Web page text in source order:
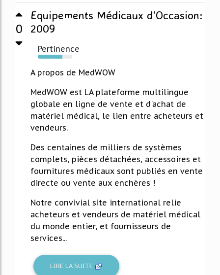
0
Equipements Médicaux d'Occasion:
2009
Pertinence
71%
A propos de MedWOW
MedWOW est LA plateforme multilingue
globale en ligne de vente et d'achat de
matériel médical, le lien entre acheteurs et
vendeurs.
Des centaines de milliers de systèmes
complets, pièces détachées, accessoires et
fournitures médicaux sont publiés en vente
directe ou vente aux enchères !
Notre convivial site international relie
acheteurs et vendeurs de matériel médical
du monde entier, et fournisseurs de
services...
LIRE LA SUITE